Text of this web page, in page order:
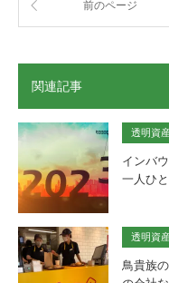
ま
し
い
ウ
ま
す)
前のページ
関連記事
透明資
インバ
一人ひ
透明資
鳥貴族